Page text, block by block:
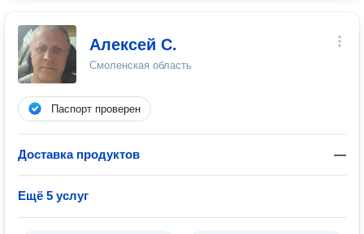
Алексей С.
Смоленская область
Паспорт проверен
Доставка продуктов —
Ещё 5 услуг